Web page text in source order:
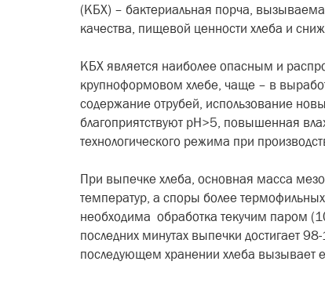
(КБХ) – бактериальная порча,
качества, пищевой ценности хлеба и
КБХ является наиболее опасным и
крупноформовом хлебе, чаще – в
содержание отрубей, использование
благоприятствуют рН>5, повышенная
технологического режима при
При выпечке хлеба, основная масса
температур, а споры более
необходима обработка текучим паром
последних минутах выпечки достигает
последующем хранении хлеба вызывает